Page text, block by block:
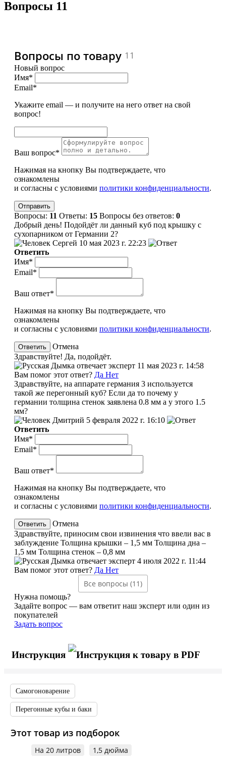
Вопросы 11
Вопросы по товару 11
Новый вопрос
Имя*
Email*
Укажите email — и получите на него ответ на свой
вопрос!
Ваш вопрос*
Нажимая на кнопку Вы подтверждаете, что
ознакомлены
и согласны с условиями политики конфиденциальности.
Вопросы: 11 Ответы: 15 Вопросы без ответов: 0
Добрый день! Подойдёт ли данный куб под крышку с
сухопарником от Германии 2?
Сергей 10 мая 2023 г. 22:23
Ответить
Имя*
Email*
Ваш ответ*
Нажимая на кнопку Вы подтверждаете, что
ознакомлены
и согласны с условиями политики конфиденциальности.
Отмена
Здравствуйте! Да, подойдёт.
эксперт 11 мая 2023 г. 14:58
Вам помог этот ответ? Да Нет
Здравствуйте, на аппарате германия 3 используется
такой же перегонный куб? Если да то почему у
германии толщина стенок заявлена 0.8 мм а у этого 1.5
мм?
Дмитрий 5 февраля 2022 г. 16:10
Ответить
Имя*
Email*
Ваш ответ*
Нажимая на кнопку Вы подтверждаете, что
ознакомлены
и согласны с условиями политики конфиденциальности.
Отмена
Здравствуйте, приносим свои извинения что ввели вас в
заблуждение Толщина крышки – 1,5 мм Толщина дна –
1,5 мм Толщина стенок – 0,8 мм
эксперт 4 июля 2022 г. 11:44
Вам помог этот ответ? Да Нет
Все вопросы (11)
Нужна помощь?
Задайте вопрос — вам ответит наш эксперт или один из
покупателей
Задать вопрос
Инструкция
Самогоноварение
Перегонные кубы и баки
Этот товар из подборок
На 20 литров 1,5 дюйма